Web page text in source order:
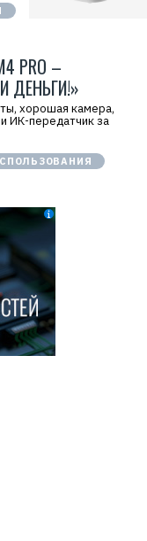
PRO –
ДЕНЬГИ!»
хорошая камера,
ИК-передатчик за